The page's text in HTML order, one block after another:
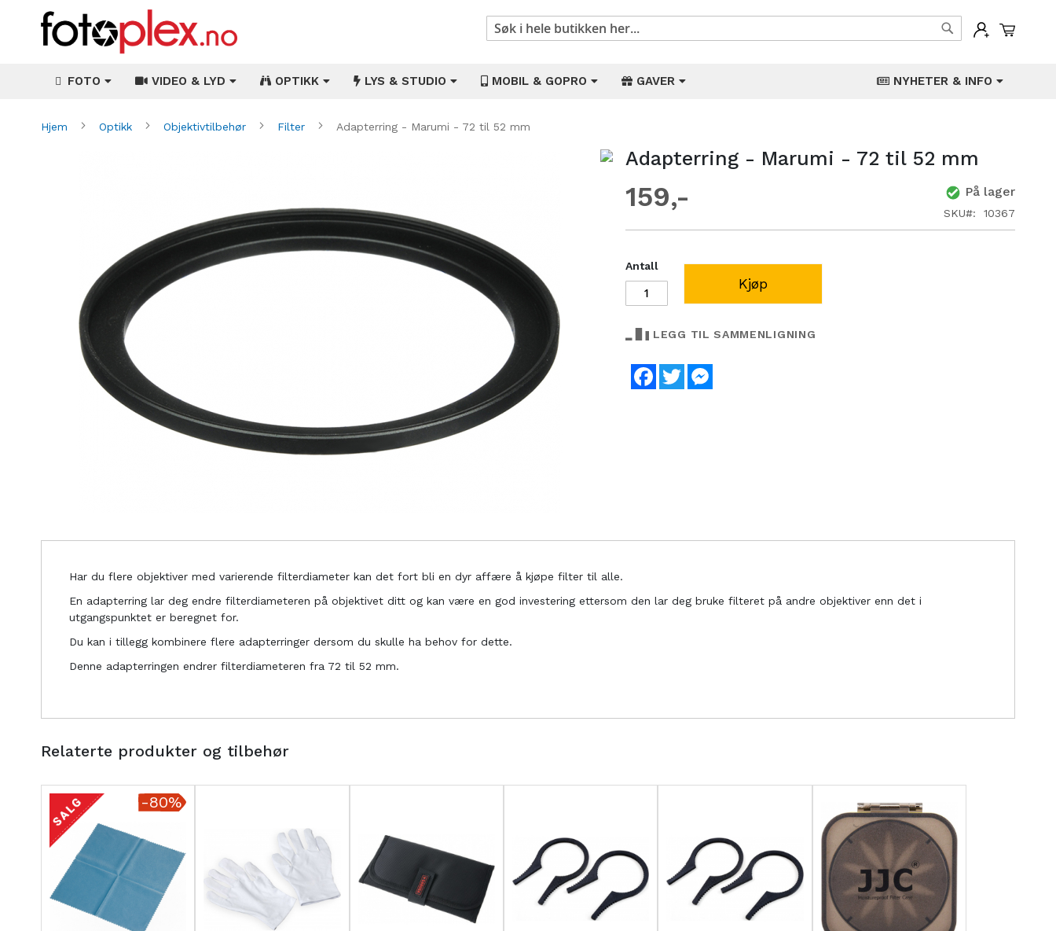
Min
Søk
FOTO VIDEO & LYD OPTIKK LYS & STUDIO MOBIL & GOPRO GAVER NYHETER & INFO
Hjem Optikk Objektivtilbehør Filter Adapterring - Marumi - 72 til 52 mm
Adapterring - Marumi - 72 til 52 mm
159 På lager
SKU 10367
Antall
Kjøp
LEGG TIL SAMMENLIGNING
Facebook
Twitter
Gå
begynnelsen
Har du flere objektiver med varierende filterdiameter kan det fort bli en dyr affære å kjøpe filter til alle.
En adapterring lar deg endre filterdiameteren på objektivet ditt og kan være en god investering ettersom den lar deg bruke filteret på andre objektiver enn det i
utgangspunktet er beregnet for.
Du kan i tillegg kombinere flere adapterringer dersom du skulle ha behov for dette.
Denne adapterringen endrer filterdiameteren fra 72 til 52 mm.
Relaterte produkter og tilbehør
-80%